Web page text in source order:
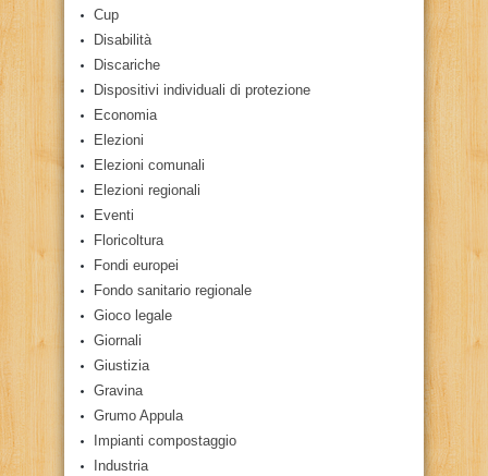
Cup
Disabilità
Discariche
Dispositivi individuali di protezione
Economia
Elezioni
Elezioni comunali
Elezioni regionali
Eventi
Floricoltura
Fondi europei
Fondo sanitario regionale
Gioco legale
Giornali
Giustizia
Gravina
Grumo Appula
Impianti compostaggio
Industria